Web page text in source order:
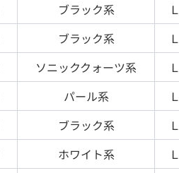
ブラック系
ブラック系
ソニッククォーツ系
パール系
ブラック系
ホワイト系